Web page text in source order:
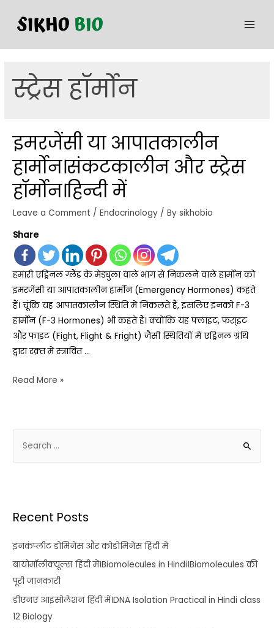
स्ट्रेस हॉर्मोन
इमरजेंसी या आपातकालीन
हार्मोन।संकटकालीन और स्ट्रेस
हॉर्मोन।हिन्दी में
Leave a Comment /Endocrinology / Bysikhobio
Share
हमारी एड्रिनल ग्लैंड के मेड्युला वाले भाग से निकलने वाले हार्मोन को
इमरजेंसी या आपातकालीन हार्मोन (Emergency Hormones) कहते
हैं। चूंकि यह आपातकालीन स्थिति में निकलते हैं, इसलिए इनको F-3
हार्मोन (F-3 Hormones) भी कहते हैं। क्योंकि यह फ्लाइट, फरा्इट
और फाइट (Fight, Flight & Fright) जैसी स्थितियों में एड्रिनल ग्रंथि
द्वारा रक़्त में स्त्रावित …
Read More »
Recent Posts
इनकंप्लीट डोमिनेंस और कोडोमिनेंस हिंदी में
बायोमॉलीक्यूल्स हिंदी में।Biomolecules in Hindi।Biomolecules की
पूरी जानकारी
डीएनए आइसोलेशन हिंदी में।DNA Isolation Practical in Hindi class
12 Biology